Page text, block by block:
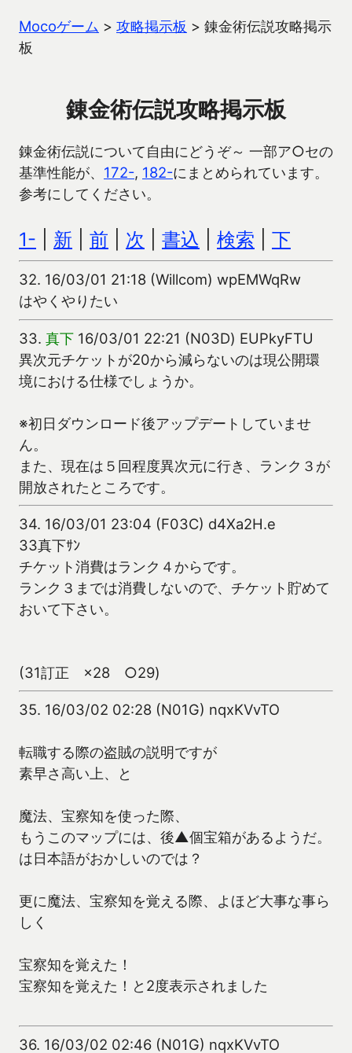
Mocoゲーム > 攻略掲示板 > 錬金術伝説攻略掲示
板
錬金術伝説攻略掲示板
錬金術伝説について自由にどうぞ～ 一部ア○セの
基準性能が、 172-, 182-にまとめられています。
参考にしてください。
1- 新 前 次 書込 検索 下
32. 16/03/01 21:18 (Willcom) wpEMWqRw
はやくやりたい
33. 真下 16/03/01 22:21 (N03D) EUPkyFTU
異次元チケットが20から減らないのは現公開環
境における仕様でしょうか。
※初日ダウンロード後アップデートしていませ
ん。
また、現在は５回程度異次元に行き、ランク３が
開放されたところです。
34. 16/03/01 23:04 (F03C) d4Xa2H.e
33真下ｻﾝ
チケット消費はランク４からです。
ランク３までは消費しないので、チケット貯めて
おいて下さい。
(31訂正 ×28 ○29)
35. 16/03/02 02:28 (N01G) nqxKVvTO
転職する際の盗賊の説明ですが
素早さ高い上、と
魔法、宝察知を使った際、
もうこのマップには、後▲個宝箱があるようだ。
は日本語がおかしいのでは？
更に魔法、宝察知を覚える際、よほど大事な事ら
しく
宝察知を覚えた！
宝察知を覚えた！と2度表示されました
36. 16/03/02 02:46 (N01G) nqxKVvTO